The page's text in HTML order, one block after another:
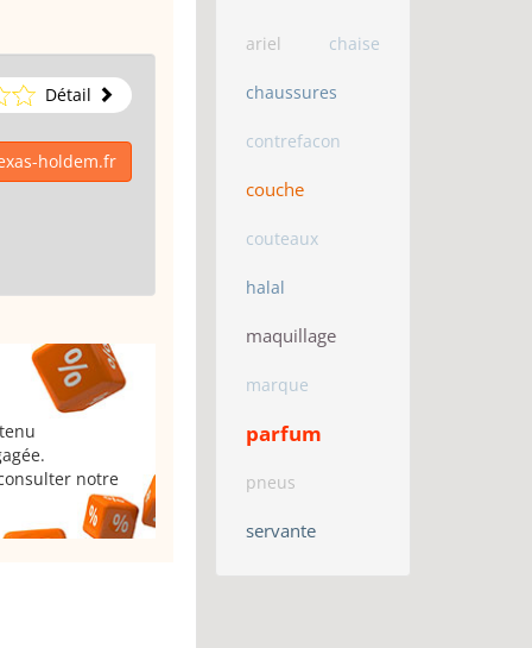
Détail
holdem.fr
notre
ariel chaise
chaussures
contrefacon
couche
couteaux
halal
maquillage
marque
parfum
pneus
servante